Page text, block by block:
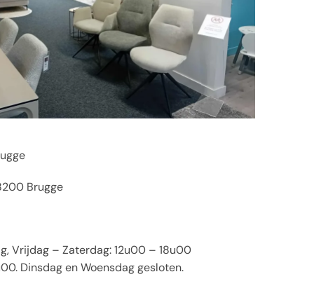
Brugge
Vrijdag – Zaterdag: 12u00 – 18u00
Dinsdag en Woensdag gesloten.